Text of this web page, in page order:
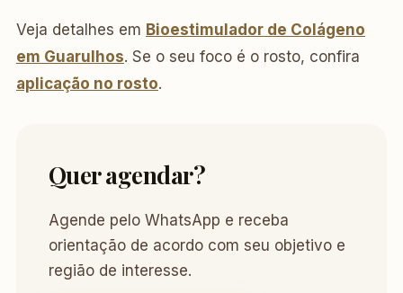
Veja detalhes em Bioestimulador de Colágeno
em Guarulhos. Se o seu foco é o rosto, confira
aplicação no rosto.
Quer agendar?
Agende pelo WhatsApp e receba
orientação de acordo com seu objetivo e
região de interesse.